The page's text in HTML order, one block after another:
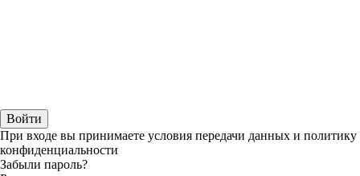
При входе вы принимаете условия передачи данных и политику
конфиденциальности
Забыли пароль?